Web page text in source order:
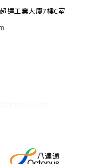
達工業大廈7樓C室